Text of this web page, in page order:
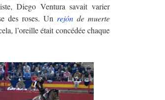
Diego Ventura savait varier
des roses. Un rejón de muerte
l’oreille était concédée chaque